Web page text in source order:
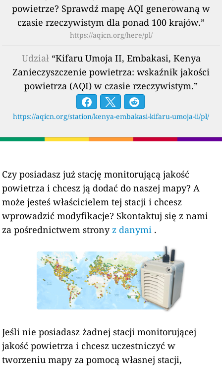
powietrze? Sprawdź mapę AQI generowaną w
czasie rzeczywistym dla ponad 100 krajów.”
https://aqicn.org/here/pl/
Udział“Kifaru Umoja II, Embakasi, Kenya
Zanieczyszczenie powietrza: wskaźnik jakości
powietrza (AQI) w czasie rzeczywistym.”
https://aqicn.org/station/kenya-embakasi-kifaru-umoja-ii/pl/
Czy posiadasz już stację monitorującą jakość
powietrza i chcesz ją dodać do naszej mapy? A
może jesteś właścicielem tej stacji i chcesz
wprowadzić modyfikacje? Skontaktuj się z nami
za pośrednictwem strony z danymi .
Jeśli nie posiadasz żadnej stacji monitorującej
jakość powietrza i chcesz uczestniczyć w
tworzeniu mapy za pomocą własnej stacji,